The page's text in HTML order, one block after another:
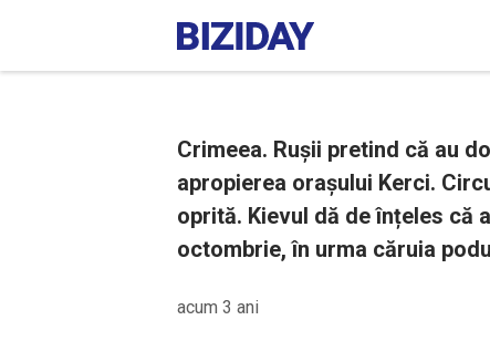
Crimeea. Rușii pretind că au
apropierea orașului Kerci.
oprită. Kievul dă de înțeles că
octombrie, în urma căruia
acum 3 ani